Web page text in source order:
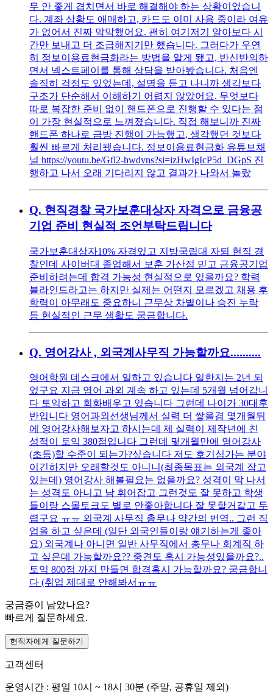
무 안 좋게 겹치면서 바로 해결해야 하는 상황이었습니
다. 계좌 상황도 애매하고, 카드도 이미 사용 중이라 여유
가 없어서 진짜 막막했어요. 괜히 여기저기 알아보다 시
간만 보내고 더 조급해지기만 했습니다. 그러다가 우연
히 정보이용료현금화라는 방법을 알게 됐고, 반신반의하
면서 넥스트페이를 통해 상담을 받아봤습니다. 처음엔
솔직히 걱정도 있었는데, 설명을 듣고 나니까 생각보다
구조가 단순해서 이해하기 어렵지 않았어요. 무엇보다
따로 복잡한 준비 없이 핸드폰으로 진행할 수 있다는 점
이 가장 현실적으로 느껴졌습니다. 직접 해보니까 진짜
핸드폰 하나로 금방 진행이 가능했고, 생각했던 것보다
훨씬 빠르게 처리됐습니다. 정보이용료현금화 유튜브채
널 https://youtu.be/Gfl2-hwdvns?si=izHwIgIcP5d_DGpS 진
행하고 나서 오래 기다리지 않고 결과가 나와서 놀랐
Q. 현직경찰 국가보훈대상자 자격으로 금융공
기업 준비 현실적 조언부탁드립니다
국가보훈대상자10% 자격있고 지방국립대 자퇴 현직 경
찰인데 사이버대 졸업해서 보훈 가산점 믿고 금융공기업
준비하려는데 합격 가능성 현실적으로 있을까요? 학력
블라인드라고는 하지만 실제는 어떤지 모르겠고 채용 후
학력이 아무래도 중요하니 근무상 차별이나 승진 누락
등 현실적인 근무 생활도 궁금합니다.
Q. 영어강사 , 외국계사무직 가능할까요..........
영어학원 데스크에서 일하고 있습니다 일한지는 2년 되
었구요 지금 영어 과외 계속 하고 있는데 5개월 넘어갑니
다 토익하고 회화배우고 있습니다 그런데 나이가 30대후
반입니다 영어과외선생님께서 실력 더 쌓을겸 몇개월뒤
에 영어강사해보자고 하시는데 제 실력이 제작년에 친
성적이 토익 380점입니다 그런데 몇개월만에 영어강사
(초등)할 수준이 되는가?싶습니다 저도 호기심가는 분야
이긴하지만 오래할것도 아니니(최종목표는 외국계 잡고
있는데) 영어강사 해볼필요는 없을까요? 성격이 막 나서
는 성격도 아니고 남 휘어잡고 그런것도 잘 못하고 학생
들이랑 스몰토크도 별로 안좋아합니다 잘 못할거같고 두
렵구요 ㅠㅠ 외국계 사무직 총무나 약간의 번역.. 그런 직
업을 하고 싶은데 (일단 외국인들이랑 얘기하는게 좋아
요) 외국계나 아니면 일반 사무직에서 총무나 회계직 하
고 싶은데 가능할까요?? 중견도 혹시 가능성있을까요?..
토익 800점 까지 만들면 합격혹시 가능할까요? 궁금합니
다 (취업 제대로 안해봐서ㅠㅠ
궁금증이 남았나요?
빠르게 질문하세요.
현직자에게 질문하기
고객센터
운영시간 : 평일 10시 ~ 18시 30분 (주말, 공휴일 제외)